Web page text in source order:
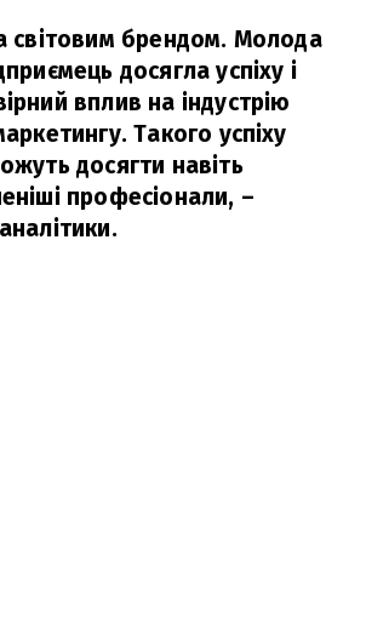
світовим брендом. Молода
досягла успіху і
вплив на індустрію
Такого успіху
досягти навіть
професіонали, –